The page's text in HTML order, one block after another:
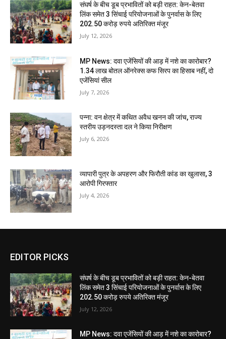
संघर्ष के बीच डूब प्रभावितों को बड़ी राहत: केन-बेतवा
लिंक समेत 3 सिंचाई परियोजनाओं के पुनर्वास के लिए
202.50 करोड़ रुपये अतिरिक्त मंजूर
July 12, 2026
MP News: दवा एजेंसियों की आड़ में नशे का कारोबार?
1.34 लाख बोतल ऑनरेक्स कफ सिरप का हिसाब नहीं, दो
एजेंसियां सील
July 7, 2026
पन्ना: वन क्षेत्र में कथित अवैध खनन की जांच, राज्य
स्तरीय उड़नदस्ता दल ने किया निरीक्षण
July 6, 2026
व्यापारी पुत्र के अपहरण और फिरौती कांड का खुलासा, 3
आरोपी गिरफ्तार
July 4, 2026
EDITOR PICKS
संघर्ष के बीच डूब प्रभावितों को बड़ी राहत: केन-बेतवा
लिंक समेत 3 सिंचाई परियोजनाओं के पुनर्वास के लिए
202.50 करोड़ रुपये अतिरिक्त मंजूर
July 12, 2026
MP News: दवा एजेंसियों की आड़ में नशे का कारोबार?